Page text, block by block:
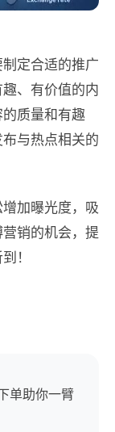
定合适的推广
、有价值的内
质量和有趣
与热点相关的
加曝光度，吸
销的机会，提
！
单助你一臂